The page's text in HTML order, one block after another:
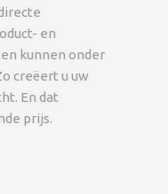
en
kunnen onder
creëert u uw
En dat
prijs.